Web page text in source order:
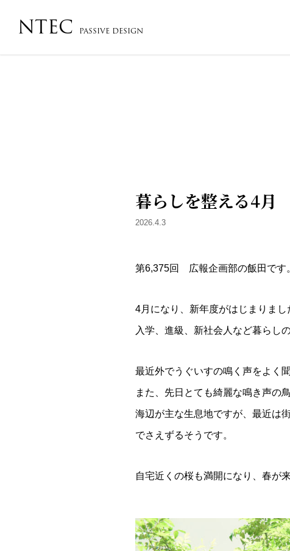
NTEC PASSIVE DESIGN
暮らしを整える4月
2026.4.3
第6,375回 広報企画部の飯田です
4月になり、新年度がはじまりまし
入学、進級、新社会人など暮らし
最近外でうぐいすの鳴く声をよく
また、先日とても綺麗な鳴き声の
海辺が主な生息地ですが、最近は
でさえずるそうです。
自宅近くの桜も満開になり、春が